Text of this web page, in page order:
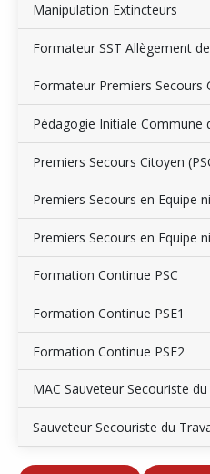
Manipulation Extincteurs
Formateur SST Allègement
Formateur Premiers Secours
Pédagogie Initiale Commune
Premiers Secours Citoyen
Premiers Secours en Equipe
Premiers Secours en Equipe
Formation Continue PSC
Formation Continue PSE1
Formation Continue PSE2
MAC Sauveteur Secouriste
Sauveteur Secouriste du